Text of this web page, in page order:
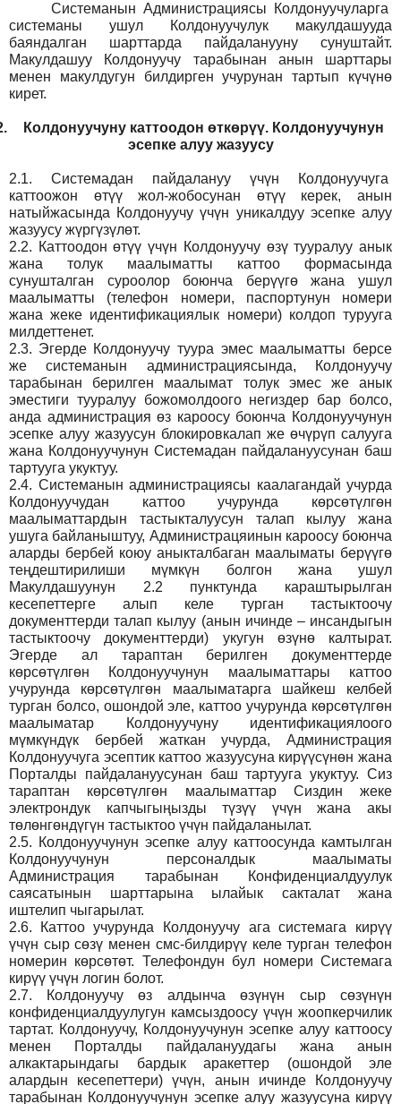
СистеманынАдминистрациясы Колдонуучуларга
системаны ушул Колдонуучулук макулдашууда
баяндалган шарттарда пайдаланууну сунуштайт.
Макулдашуу Колдонуучу тарабынан анын шарттары
менен макулдугун билдирген учурунан тартып күчүнө
кирет.
Колдонуучуну каттоодон өткөрүү. Колдонуучунун
эсепке алуу жазуусу
2.1.
Системадан пайдалануу үчүн Колдонуучуга
каттоожон өтүү жол-жобосунан өтүү керек, анын
натыйжасында Колдонуучу үчүн уникалдуу эсепке алуу
жазуусу жүргүзүлөт.
2.2. Каттоодон өтүү үчүн Колдонуучу өзү тууралуу анык
жана толук маалыматты каттоо формасында
сунушталган суроолор боюнча берүүгө жана ушул
маалыматты (телефон номери, паспортунун номери
жана жеке идентификациялык номери) колдоп турууга
милдеттенет.
2.3. Эгерде Колдонуучу туура эмес маалыматты берсе
же системанын администрациясында, Колдонуучу
тарабынан берилген маалымат толук эмес же анык
эместиги тууралуу божомолдоого негиздер бар болсо,
анда администрация өз кароосу боюнча Колдонуучунун
эсепке алуу жазуусун блокировкалап же өчүрүп салууга
жана Колдонуучунун Системадан пайдалануусунан баш
тартууга укуктуу.
2.4. Системанын администрациясы каалагандай учурда
Колдонуучудан каттоо учурунда көрсөтүлгөн
маалыматтардын тастыкталуусун талап кылуу жана
ушуга байланыштуу, Администрацяинын кароосу боюнча
аларды бербей коюу аныкталбаган маалыматы берүүгө
теңдештирилиши мүмкүн болгон жана ушул
Макулдашуунун 2.2 пунктунда караштырылган
кесепеттерге алып келе турган тастыктоочу
документтерди талап кылуу (анын ичинде – инсандыгын
тастыктоочу документтерди) укугун өзүнө калтырат.
Эгерде ал тараптан берилген документтерде
көрсөтүлгөн Колдонуучунун маалыматтары каттоо
учурунда көрсөтүлгөн маалыматарга шайкеш келбей
турган болсо, ошондой эле, каттоо учурунда көрсөтүлгөн
маалыматар Колдонуучуну идентификациялоого
мүмкүндүк бербей жаткан учурда, Администрация
Колдонуучуга эсептик каттоо жазуусуна кирүүсүнөн жана
Порталды пайдалануусунан баш тартууга укуктуу. Сиз
тараптан көрсөтүлгөн маалыматтар Сиздин жеке
электрондук капчыгыңызды түзүү үчүн жана акы
төлөнгөндүгүн тастыктоо үчүн пайдаланылат.
2.5. Колдонуучунун эсепке алуу каттоосунда камтылган
Колдонуучунун персоналдык маалыматы
Администрация тарабынан Конфиденциалдуулук
саясатынын шарттарына ылайык сакталат жана
иштелип чыгарылат.
2.6.
Каттоо учурунда Колдонуучу ага системага кирүү
үчүн сыр сөзү менен смс-билдирүү келе турган телефон
номерин көрсөтөт. Телефондун бул номери Системага
кирүү үчүн логин болот.
2.7.
Колдонуучу өз алдынча өзүнүн сыр сөзүнүн
конфиденциалдуулугун камсыздоосу үчүн жоопкерчилик
тартат. Колдонуучу, Колдонуучунун эсепке алуу каттоосу
менен Порталды пайдалануудагы жана анын
алкактарындагы бардык аракеттер (ошондой эле
алардын кесепеттери) үчүн, анын ичинде Колдонуучу
тарабынан Колдонуучунун эсепке алуу жазуусуна кирүү